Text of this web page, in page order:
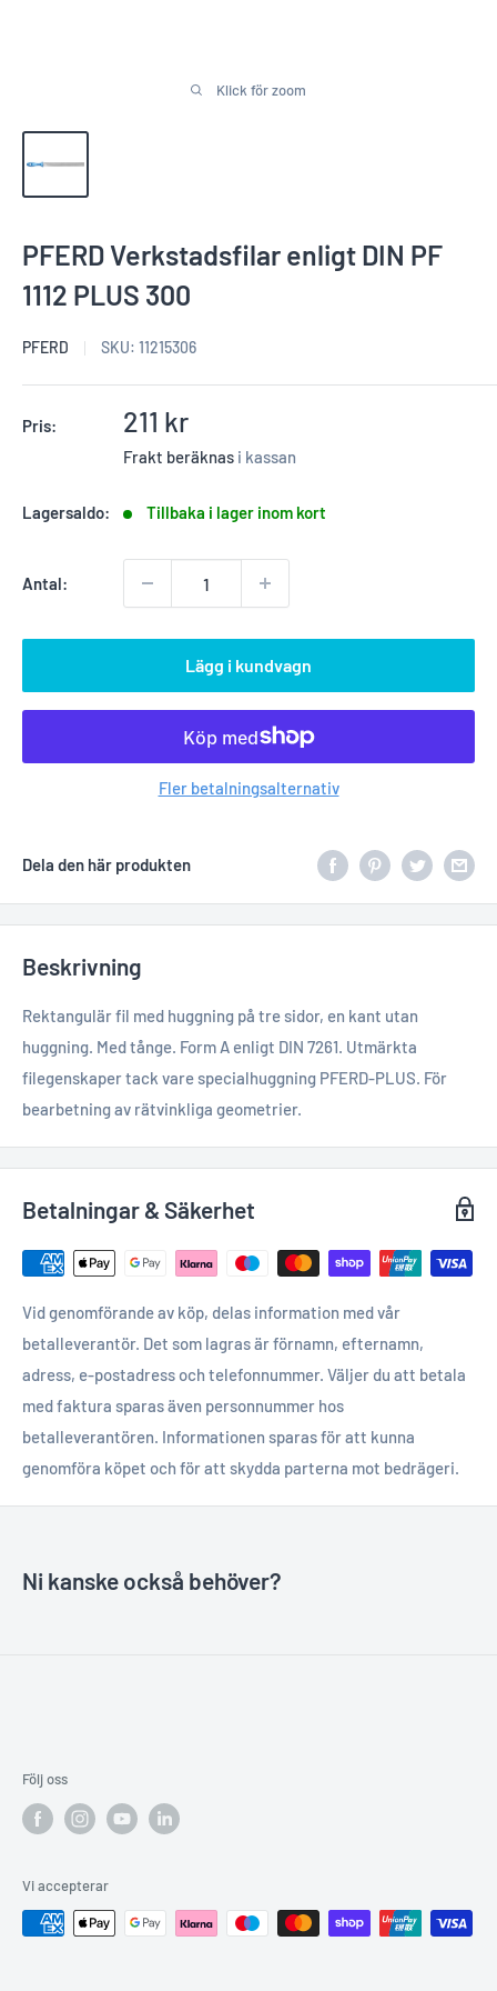
Klick för zoom
PFERD Verkstadsfilar enligt DIN PF
1112 PLUS 300
PFERD SKU: 11215306
Pris: Reapris
211 kr
Frakt beräknas i kassan
Lagersaldo: Tillbaka i lager inom kort
Antal:
Lägg i kundvagn
Fler betalningsalternativ
Dela den här produkten
Beskrivning
Rektangulär fil med huggning på tre sidor, en kant utan
huggning. Med tånge. Form A enligt DIN 7261. Utmärkta
filegenskaper tack vare specialhuggning PFERD-PLUS. För
bearbetning av rätvinkliga geometrier.
Betalningar & Säkerhet
Vid genomförande av köp, delas information med vår
betalleverantör. Det som lagras är förnamn, efternamn,
adress, e-postadress och telefonnummer. Väljer du att betala
med faktura sparas även personnummer hos
betalleverantören. Informationen sparas för att kunna
genomföra köpet och för att skydda parterna mot bedrägeri.
Ni kanske också behöver?
Följ oss
Vi accepterar